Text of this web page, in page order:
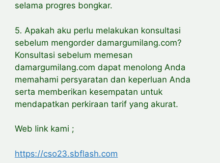
selama progres bongkar.
5. Apakah aku perlu melakukan konsultasi
sebelum mengorder damargumilang.com?
Konsultasi sebelum memesan
damargumilang.com dapat menolong Anda
memahami persyaratan dan keperluan Anda
serta memberikan kesempatan untuk
mendapatkan perkiraan tarif yang akurat.
Web link kami ;
https://cso23.sbflash.com